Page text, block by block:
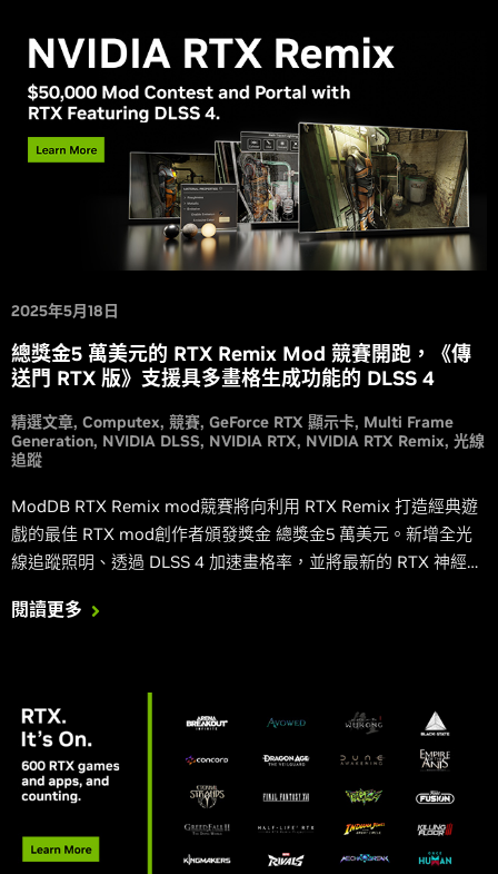
2025年5月18日
總獎金5 萬美元的 RTX Remix Mod 競賽開跑，《傳
送門 RTX 版》支援具多畫格生成功能的 DLSS 4
精選文章 Computex 競賽 GeForce RTX 顯示卡 Multi Frame
Generation NVIDIA DLSS NVIDIA RTX NVIDIA RTX Remix 光線
追蹤
ModDB RTX Remix mod競賽將向利用 RTX Remix 打造經典遊
戲的最佳 RTX mod創作者頒發獎金 總獎金5 萬美元。新增全光
線追蹤照明、透過 DLSS 4 加速畫格率，並將最新的 RTX 神經渲
閱讀更多